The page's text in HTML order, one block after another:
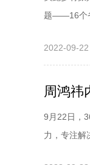
题——16个
2022-09-
周鸿祎
9月22日，
力，专注解